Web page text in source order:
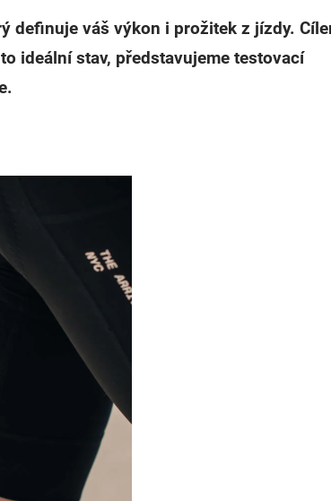
definuje váš výkon i prožitek z jízdy.
ideální stav, představujeme testovací